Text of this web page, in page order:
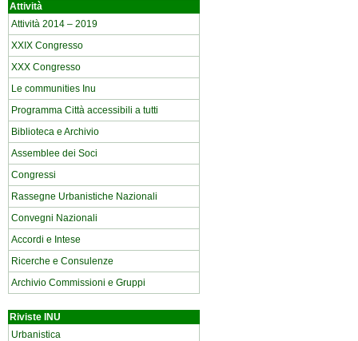
Attività
Attività 2014 – 2019
XXIX Congresso
XXX Congresso
Le communities Inu
Programma Città accessibili a tutti
Biblioteca e Archivio
Assemblee dei Soci
Congressi
Rassegne Urbanistiche Nazionali
Convegni Nazionali
Accordi e Intese
Ricerche e Consulenze
Archivio Commissioni e Gruppi
Riviste INU
Urbanistica